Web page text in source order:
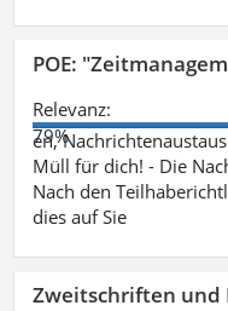
POE:
Relevanz:
79%
en,
Müll für dich! - Die
Nach den
dies auf Sie
Zweitschriften und